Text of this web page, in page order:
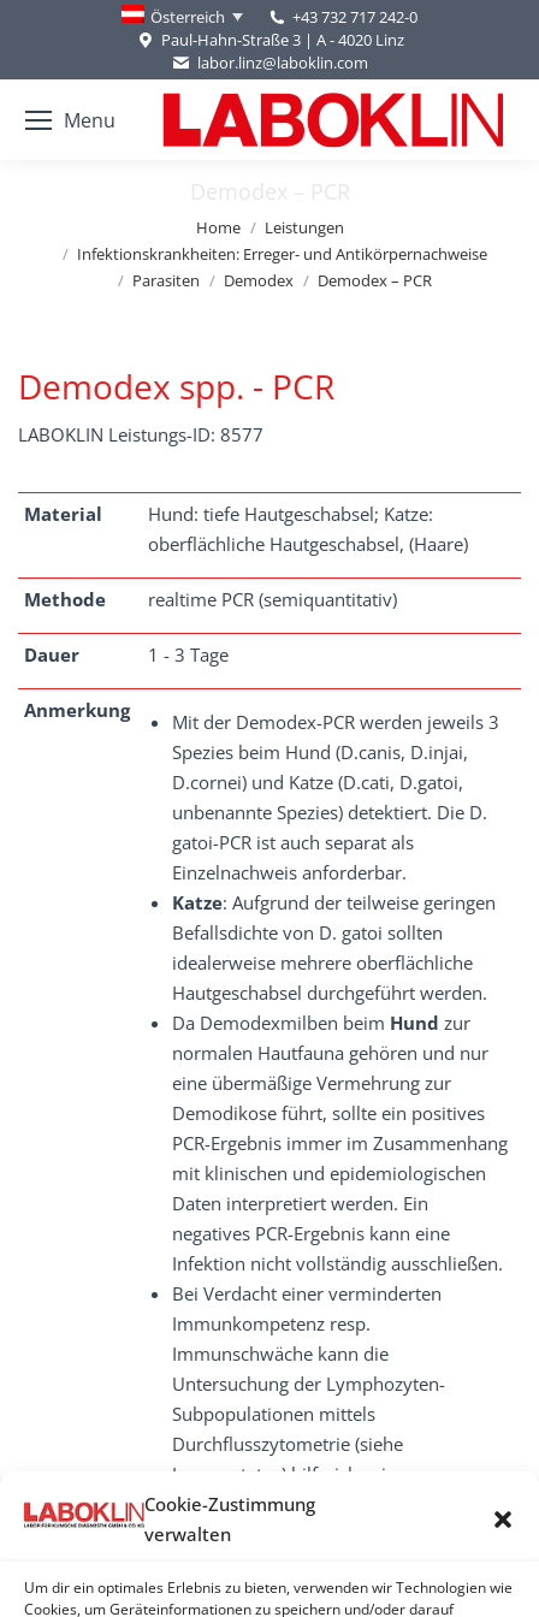
Cookie-Zustimmung
verwalten
Um dir ein optimales Erlebnis zu bieten, verwenden wir Technologien wie
Cookies, um Geräteinformationen zu speichern und/oder darauf
Österreich
+43 732 717 242-0
Paul-Hahn-Straße 3 | A - 4020 Linz
labor.linz@laboklin.com
Menu
Demodex – PCR
Home
Leistungen
Infektionskrankheiten: Erreger- und Antikörpernachweise
Parasiten
Demodex Demodex – PCR
Demodex spp. - PCR
LABOKLIN Leistungs-ID: 8577
Material
Hund: tiefe Hautgeschabsel; Katze:
oberflächliche Hautgeschabsel, (Haare)
Methode realtime PCR (semiquantitativ)
Dauer 1 - 3 Tage
Anmerkung
Mit der Demodex-PCR werden jeweils 3
Spezies beim Hund (D.canis, D.injai,
D.cornei) und Katze (D.cati, D.gatoi,
unbenannte Spezies) detektiert. Die D.
gatoi-PCR ist auch separat als
Einzelnachweis anforderbar.
Katze: Aufgrund der teilweise geringen
Befallsdichte von D. gatoi sollten
idealerweise mehrere oberflächliche
Hautgeschabsel durchgeführt werden.
Da Demodexmilben beim Hund zur
normalen Hautfauna gehören und nur
eine übermäßige Vermehrung zur
Demodikose führt, sollte ein positives
PCR-Ergebnis immer im Zusammenhang
mit klinischen und epidemiologischen
Daten interpretiert werden. Ein
negatives PCR-Ergebnis kann eine
Infektion nicht vollständig ausschließen.
Bei Verdacht einer verminderten
Immunkompetenz resp.
Immunschwäche kann die
Untersuchung der Lymphozyten-
Subpopulationen mittels
Durchflusszytometrie (siehe
Immunstatus) hilfreich sein.
DEMODEX